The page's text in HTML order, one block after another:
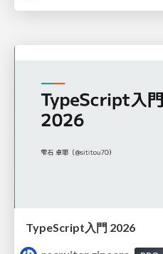
TypeScript入門 2026